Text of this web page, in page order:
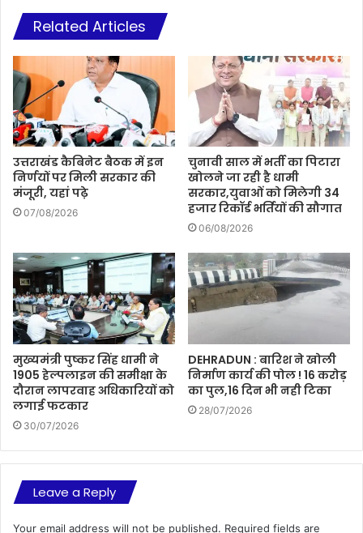
Related Articles
उत्तराखंड कैबिनेट बैठक में इन
निर्णयों पर मिली सरकार की
मंजूरी, यहां पढ़े
07/08/2026
चुनावी साल में भर्ती का पिटारा
खोलने जा रही है धामी
सरकार,युवाओं को मिलेगी 34
हजार रिकॉर्ड भर्तियों की सौगात
06/08/2026
मुख्यमंत्री पुष्कर सिंह धामी ने
1905 हेल्पलाइन की समीक्षा के
दौरान लापरवाह अधिकारियों को
लगाई फटकार
30/07/2026
DEHRADUN : बारिश ने खोली
निर्माण कार्य की पोल ! 16 करोड़
का पुल,16 दिन भी नही टिका
28/07/2026
Leave a Reply
Your email address will not be published. Required fields are